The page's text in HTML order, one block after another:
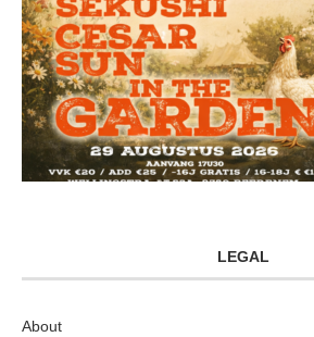
LEGAL
About